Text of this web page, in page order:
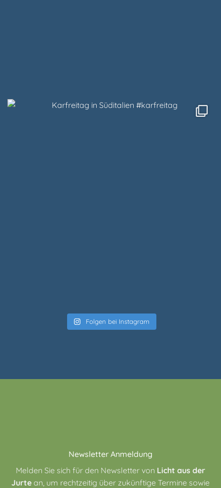
Folgen bei Instagram
Newsletter Anmeldung
Melden Sie sich für den Newsletter von Licht aus der
Jurte an, um rechtzeitig über zukünftige Termine sowie